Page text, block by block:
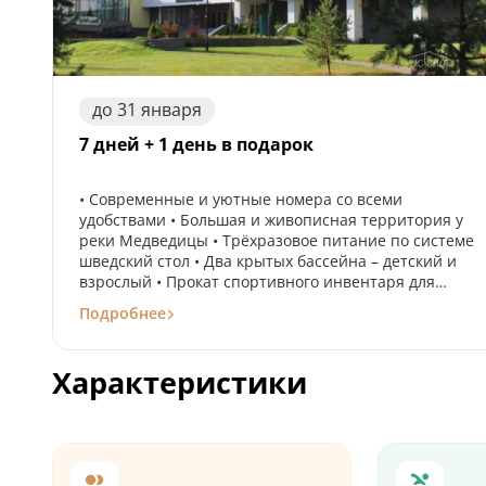
до 31 января
7 дней + 1 день в подарок
• Современные и уютные номера со всеми
удобствами • Большая и живописная территория у
реки Медведицы • Трёхразовое питание по системе
шведский стол • Два крытых бассейна – детский и
взрослый • Прокат спортивного инвентаря для
любого вида активного отдыха • Экскурсии,
кинопоказы, музыкальные вечера, анимационные
и скидками. Специальное предложение не действует
в период высокого сезона и праздничные дни:
30.04.26 г. – 03.05.26 г.; 08.05.26 г. – 11.05.26 г.;
Подробнее
Характеристики